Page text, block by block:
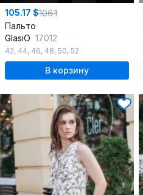
105.17 $106.1
Пальто
GlasiO 17012
42, 44, 46, 48, 50, 52
В корзину